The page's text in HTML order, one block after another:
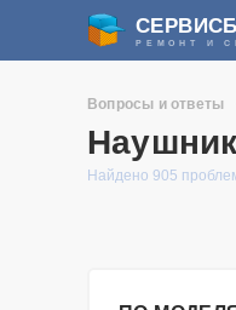
РЕМОНТ И
Вопросы и ответы
Найдено 905